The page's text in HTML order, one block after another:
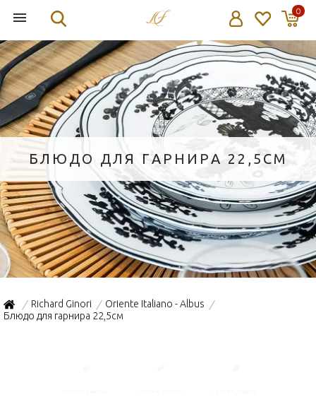
0
БЛЮДО ДЛЯ ГАРНИРА 22,5СМ
/ Richard Ginori / Oriente Italiano - Albus /
Блюдо для гарнира 22,5см